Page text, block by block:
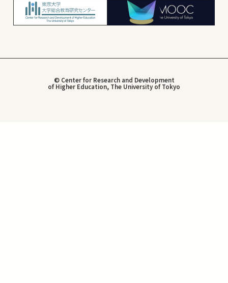
© Center for Research and Development
of Higher Education, The University of Tokyo